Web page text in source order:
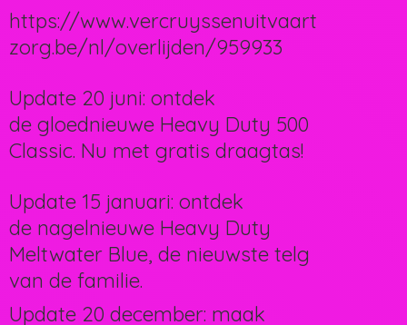
https://www.vercruyssenuitvaart
zorg.be/nl/overlijden/959933
Update 20 juni: ontdek
de gloednieuwe Heavy Duty 500
Classic. Nu met gratis draagtas!
Update 15 januari: ontdek
de nagelnieuwe Heavy Duty
Meltwater Blue, de nieuwste telg
van de familie.
Update 20 december: maak